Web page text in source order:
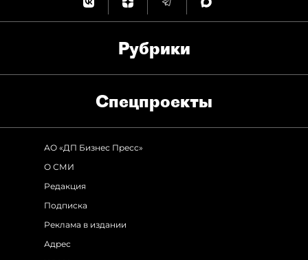
Рубрики
Спец­проекты
АО «ДП Бизнес Пресс»
О СМИ
Редакция
Подписка
Реклама в издании
Адрес